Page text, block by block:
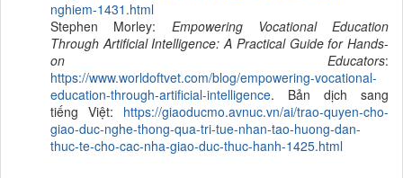
nghiem-1431.html
Stephen Morley: Empowering Vocational Education
Through Artificial Intelligence: A Practical Guide for Hands-
on Educators:
https://www.worldoftvet.com/blog/empowering-vocational-
education-through-artificial-intelligence. Bản dịch sang
tiếng Việt: https://giaoducmo.avnuc.vn/ai/trao-quyen-cho-
giao-duc-nghe-thong-qua-tri-tue-nhan-tao-huong-dan-
thuc-te-cho-cac-nha-giao-duc-thuc-hanh-1425.html